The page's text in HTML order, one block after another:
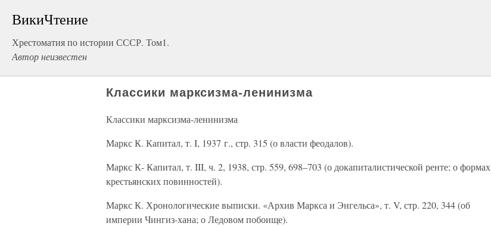
ВикиЧтение
Хрестоматия по истории СССР. Том1.
Автор неизвестен
Классики марксизма-ленинизма
Классики марксизма-ленинизма
Маркс К. Капитал, т. I, 1937 г., стр. 315 (о власти феодалов).
Маркс К- Капитал, т. III, ч. 2, 1938, стр. 559, 698–703 (о докапиталистической ренте; о формах
крестьянских повинностей).
Маркс К. Хронологические выписки. «Архив Маркса и Энгельса», т. V, стр. 220, 344 (об
империи Чингиз-хана; о Ледовом побоище).